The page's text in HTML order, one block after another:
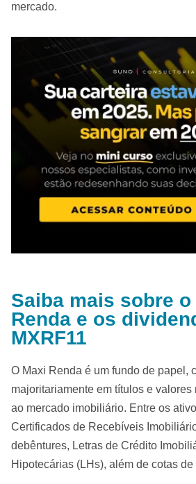
mercado.
Saiba mais sobre o
Renda e os
MXRF11
O Maxi Renda é um fundo de papel,
majoritariamente em títulos e
ao mercado imobiliário. Entre os
Certificados de Recebíveis
debêntures, Letras de Crédito
Hipotecárias (LHs), além de cotas de